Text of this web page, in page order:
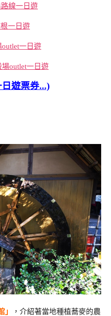
線一日遊
一日遊
一日遊
outlet一日遊
遊票券...)
」
，介紹著當地種植蕎麥的農